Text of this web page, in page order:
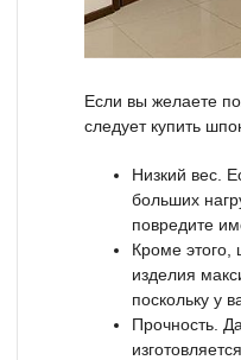
Если вы желаете
следует купить
Низкий вес.
больших
повредите
Кроме этого,
изделия
поскольку у
Прочность.